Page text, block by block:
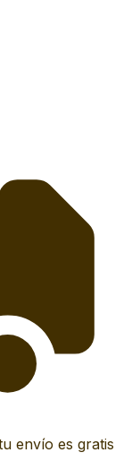
envío es gratis